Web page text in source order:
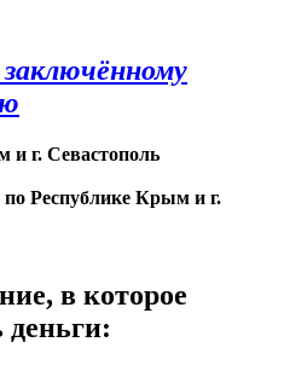
заключённому
и г. Севастополь
Республике Крым и г.
в которое
деньги: